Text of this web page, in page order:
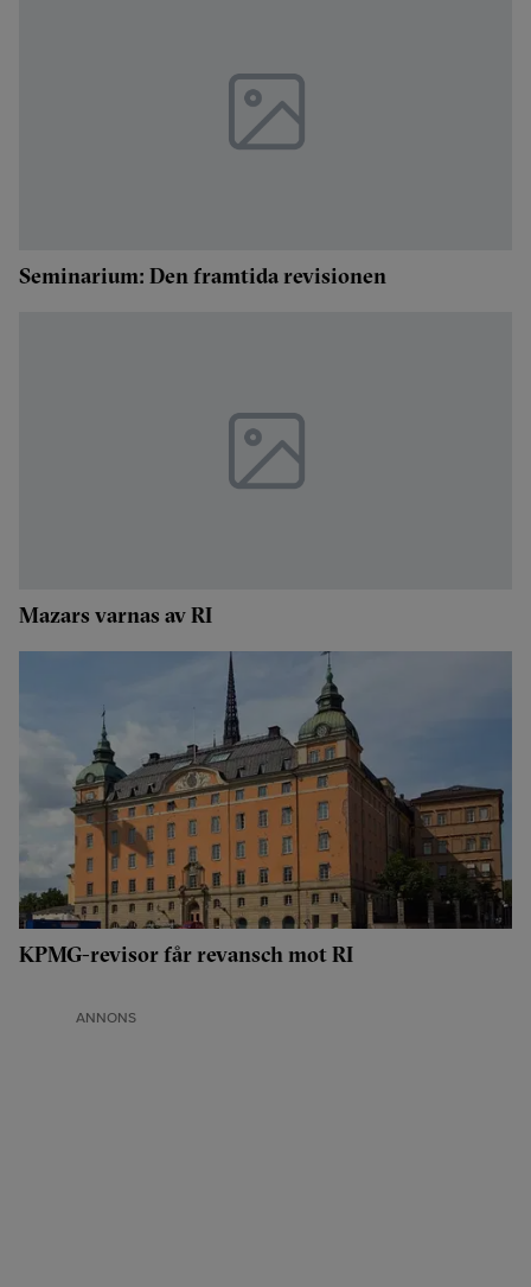
Seminarium: Den framtida revisionen
Mazars varnas av RI
KPMG-revisor får revansch mot RI
ANNONS